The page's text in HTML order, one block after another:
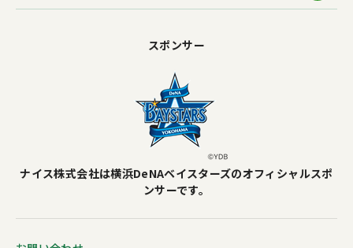
スポンサー
ナイス株式会社は横浜DeNAベイスターズのオフィシャルスポ
ンサーです。